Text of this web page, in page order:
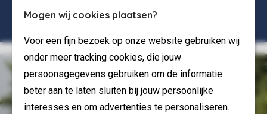
Mogen wij cookies plaatsen?
Voor een fijn bezoek op onze website gebruiken wij
onder meer tracking cookies, die jouw
persoonsgegevens gebruiken om de informatie
beter aan te laten sluiten bij jouw persoonlijke
interesses en om advertenties te personaliseren.